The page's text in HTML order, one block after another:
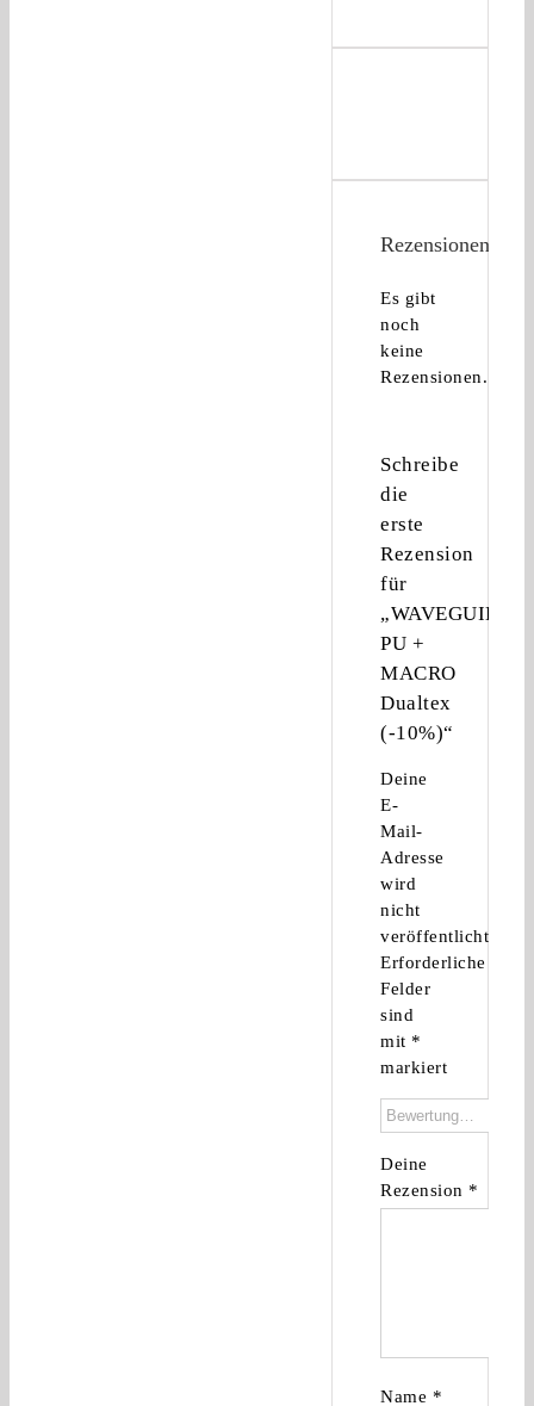
Rezensionen
Es gibt
noch
keine
Rezensionen.
Schreibe
die
erste
Rezension
für
„WAVEGUIDE
PU +
MACRO
Dualtex
(-10%)“
Deine
E-
Mail-
Adresse
wird
nicht
veröffentlicht.
Erforderliche
Felder
sind
mit *
markiert
Deine
Rezension *
Name *